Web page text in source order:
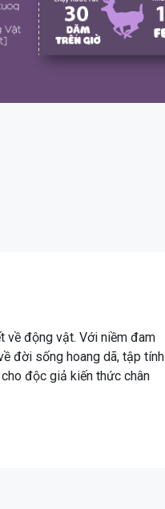
về động vật. Với niềm đam
đời sống hoang dã, tập tính
độc giả kiến thức chân